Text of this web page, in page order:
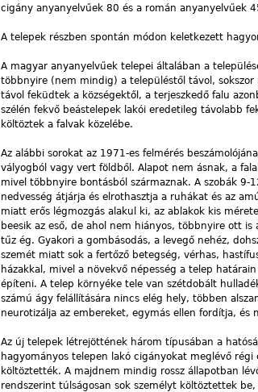
cigány anyanyelvűek 80 és a román anyanyelvűek
A telepek részben spontán módon keletkezett
A magyar anyanyelvűek telepei általában a
többnyire (nem mindig) a településtől távol,
távol feküdtek a községektől, a terjeszkedő falu
szélén fekvő beástelepek lakói eredetileg távolabb
költöztek a falvak közelébe.
Az alábbi sorokat az 1971-es felmérés
vályogból vagy vert földből. Alapot nem ásnak, a
mivel többnyire bontásból származnak. A szobák
nedvesség átjárja és elrothasztja a ruhákat és az
miatt erős légmozgás alakul ki, az ablakok kis
beesik az eső, de ahol nem hiányos, többnyire ott
tűz ég. Gyakori a gombásodás, a levegő nehéz,
szemét miatt sok a fertőző betegség, vérhas,
házakkal, mivel a növekvő népesség a telep
építeni. A telep környéke tele van szétdobált
számú ágy felállítására nincs elég hely, többen
neurotizálja az embereket, egymás ellen fordítja, és
Az új telepek létrejöttének három típusában a
hagyományos telepen lakó cigányokat meglévő
költöztették. A majdnem mindig rossz állapotban
rendszerint túlságosan sok személyt költöztettek